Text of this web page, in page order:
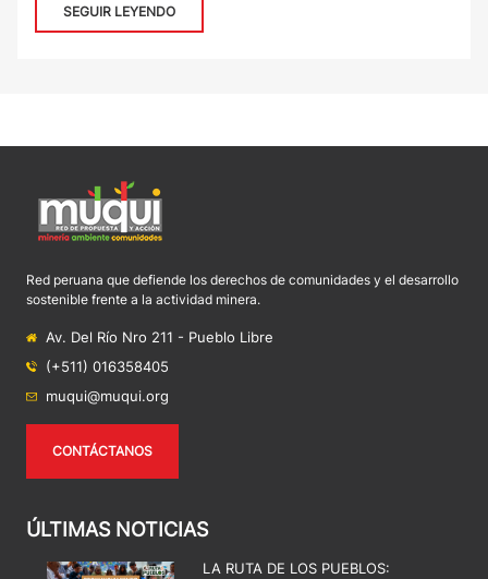
SEGUIR LEYENDO
Red peruana que defiende los derechos de comunidades y el desarrollo
sostenible frente a la actividad minera.
Av. Del Río Nro 211 - Pueblo Libre
(+511) 016358405
muqui@muqui.org
CONTÁCTANOS
ÚLTIMAS NOTICIAS
LA RUTA DE LOS PUEBLOS: